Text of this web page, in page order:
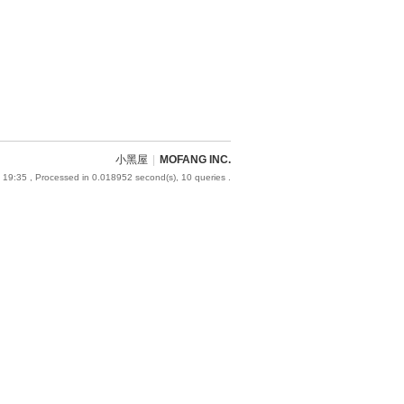
小黑屋 MOFANG INC.
19:35 , Processed in 0.018952 second(s), 10 queries .